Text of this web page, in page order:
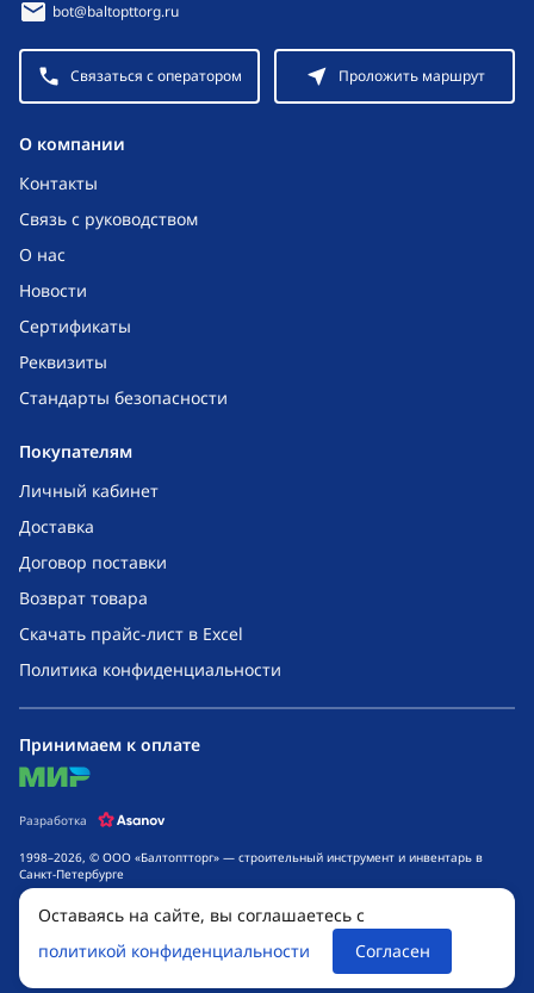
O компании
Контакты
Связь с руководством
О нас
Новости
Сертификаты
Реквизиты
Стандарты безопасности
Покупателям
Личный кабинет
Доставка
Договор поставки
Возврат товара
Скачать прайс-лист в Excel
Политика конфиденциальности
bot@baltopttorg.ru
Связаться с оператором Проложить маршрут
1998–2026, © ООО «Балтоптторг» — строительный инструмент и инвентарь в
Санкт-Петербурге
Обращаем ваше внимание на то, что данный интернет-сайт носит исключительно
информационный характер и ни при каких условиях не является публичной
офертой, определяемой положениями ч. 2 ст. 437 Гражданского кодекса
Российской Федерации. Для получения подробной информации о стоимости
товаров и сроках выполнения услуг, обращайтесь к менеджерам компании.
Принимаем к оплате
mir
Разработка
Оставаясь на сайте, вы соглашаетесь с
политикой конфиденциальности
Согласен